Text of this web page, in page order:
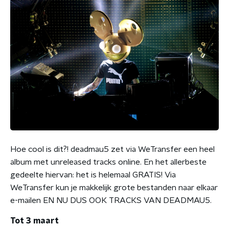
Hoe cool is dit?! deadmau5 zet via WeTransfer een heel
album met unreleased tracks online. En het allerbeste
gedeelte hiervan: het is helemaal GRATIS! Via
WeTransfer kun je makkelijk grote bestanden naar elkaar
e-mailen EN NU DUS OOK TRACKS VAN DEADMAU5.
Tot 3 maart